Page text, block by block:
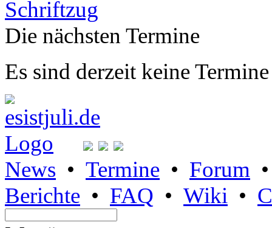
Die nächsten Termine
Es sind derzeit keine
News • Termine • Forum
Berichte • FAQ • Wiki •